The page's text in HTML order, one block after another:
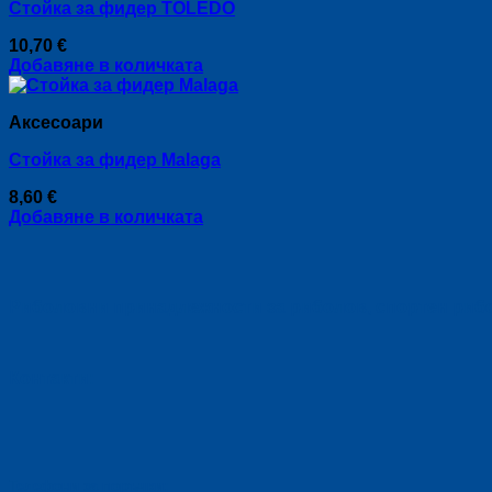
variants.
options
may
be
on
the
product
page
Стойка за фидер TOLEDO
10,70 €
Добавяне в количката
Аксесоари
Стойка за фидер Malaga
8,60 €
Добавяне в количката